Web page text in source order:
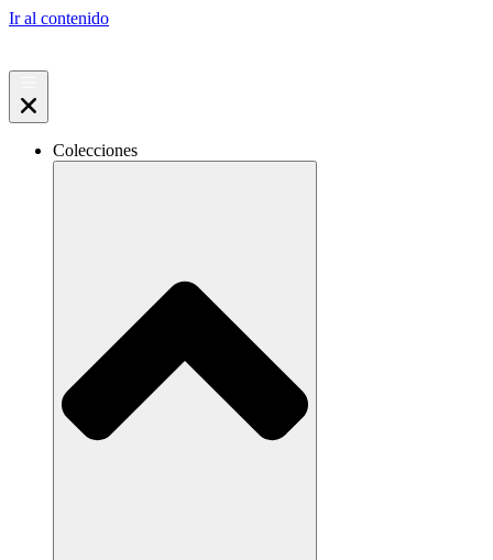
Ir al contenido
Colecciones